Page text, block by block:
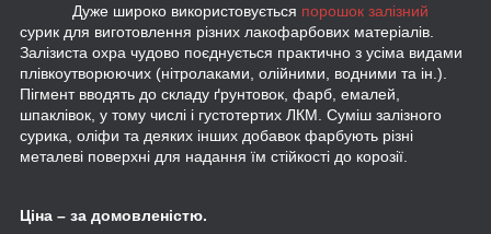
Дуже широко використовується порошок залізний
сурик для виготовлення різних лакофарбових матеріалів.
Залізиста охра чудово поєднується практично з усіма видами
плівкоутворюючих (нітролаками, олійними, водними та ін.).
Пігмент вводять до складу ґрунтовок, фарб, емалей,
шпаклівок, у тому числі і густотертих ЛКМ. Суміш залізного
сурика, оліфи та деяких інших добавок фарбують різні
металеві поверхні для надання їм стійкості до корозії.
Ціна – за домовленістю.